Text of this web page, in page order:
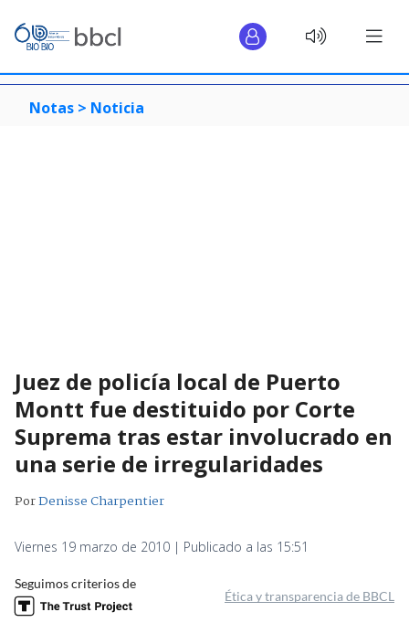
Notas > Noticia
Juez de policía local de Puerto
Montt fue destituido por Corte
Suprema tras estar involucrado en
una serie de irregularidades
PorDenisse Charpentier
Viernes 19 marzo de 2010 | Publicado a las 15:51
Seguimos criterios de
Ética y transparencia de BBCL